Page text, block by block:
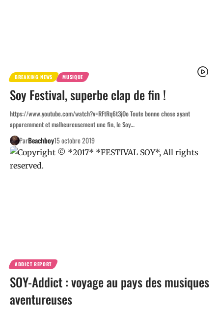
BREAKING NEWS MUSIQUE
Soy Festival, superbe clap de fin !
https://www.youtube.com/watch?v=RFtRq6t3jOo Toute bonne chose ayant
apparemment et malheureusement une fin, le Soy…
ParBeachboy15 octobre 2019
ADDICT REPORT
SOY-Addict : voyage au pays des musiques
aventureuses